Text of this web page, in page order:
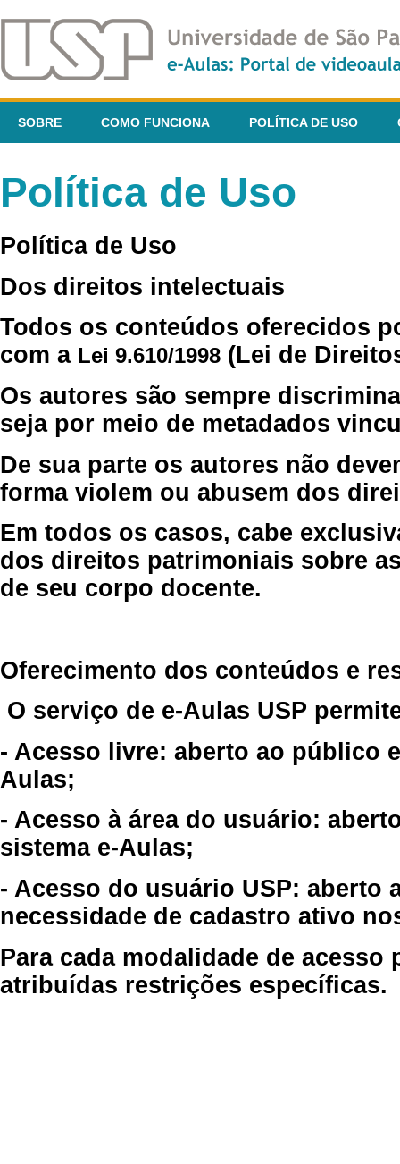
SOBRE COMO FUNCIONA POLÍTICA DE USO
Política de Uso
Política de Uso
Dos direitos intelectuais
Todos os conteúdos oferecidos
com a Lei 9.610/1998 (Lei de
Os autores são sempre
seja por meio de metadados
De sua parte os autores não
forma violem ou abusem dos
Em todos os casos, cabe
dos direitos patrimoniais sobre
de seu corpo docente.
Oferecimento dos conteúdos e
O serviço de e-Aulas USP
- Acesso livre: aberto ao público
Aulas;
- Acesso à área do usuário:
sistema e-Aulas;
- Acesso do usuário USP: aberto
necessidade de cadastro ativo
Para cada modalidade de
atribuídas restrições específicas.